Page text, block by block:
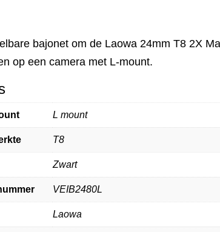
bajonet om de Laowa 24mm T8 2X
op een camera met L-mount.
L mount
T8
Zwart
VEIB2480L
Laowa